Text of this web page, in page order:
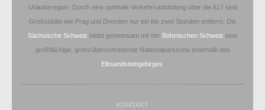
Urlaubsregion. Durch eine optimale Verkehrsanbindung über die A17 sind
Großstädte wie Prag und Dresden nur ein bis zwei Stunden entfernt. Die
Sächsische Schweiz bildet gemeinsam mit der Böhmischen Schweiz eine
großflächige, grenzüberschreitende Nationalparkzone innerhalb des
Elbsandsteingebirges
KONTAKT